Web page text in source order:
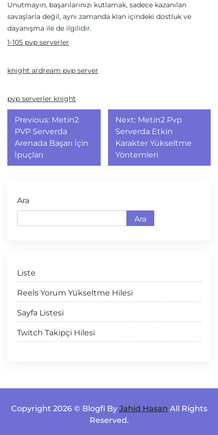
Unutmayın, başarılarınızı kutlamak, sadece kazanılan
savaşlarla değil, aynı zamanda klan içindeki dostluk ve
dayanışma ile de ilgilidir.
1-105 pvp serverler
knight ardream pvp server
pvp serverler knight
Yazı
gezinmesi
Previous: Metin2
PVP Serverda
Arenada Başarı İçin
İpuçları
Next: Metin2 Pvp
Serverda Etkin
Karakter Yükseltme
Yöntemleri
Ara
Ara
Liste
Reels Yorum Yükseltme Hilesi
Sayfa Listesi
Twitch Takipçi Hilesi
Copyright 2026 © Blogfi By Jahid Hasan All Rights
Reserved.